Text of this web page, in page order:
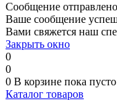
Сообщение отправлено
Ваше сообщение
Вами свяжется наш
Закрыть окно
0
0
0 В корзине пока пусто
Каталог товаров